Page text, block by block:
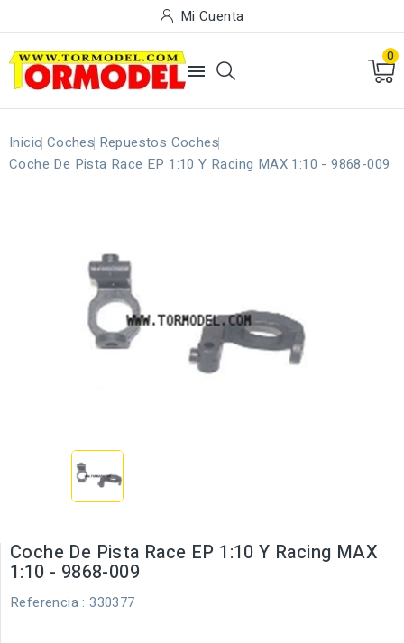
Mi Cuenta

0
Inicio Coches Repuestos Coches
Coche De Pista Race EP 1:10 Y Racing MAX 1:10 - 9868-009
Coche De Pista Race EP 1:10 Y Racing MAX
1:10 - 9868-009
Referencia : 330377